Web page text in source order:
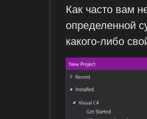
Как часто вам
определенной
какого-либо